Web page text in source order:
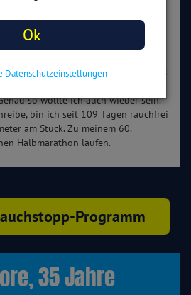
und wohl auch durch die
die einen Großteil der
Motivationen haben mir
ein männlicher Schauspieler hat
Video sitzt er wie ein Gaucho mit Hut
zum Horizont – keine
so wollte ich auch wieder sein.
bin ich seit 109 Tagen rauchfrei
am Stück. Zu meinem 60.
Halbmarathon laufen.
Programm
35 Jahre
Ok
Datenschutzeinstellungen